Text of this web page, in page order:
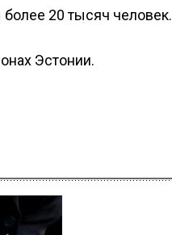
20 тысяч человек.
Эстонии.